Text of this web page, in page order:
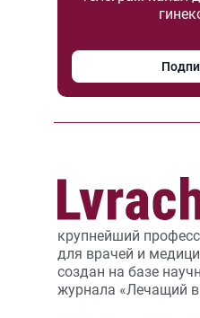
крупнейший
для врачей и
создан на базе
журнала «Лечащий